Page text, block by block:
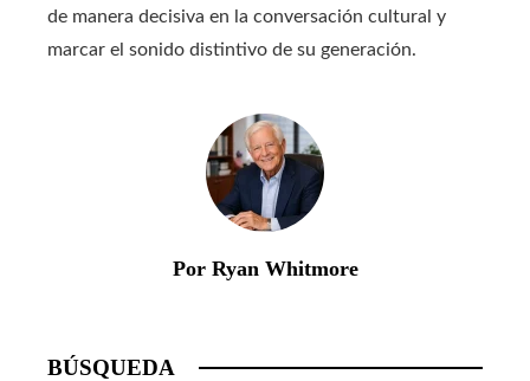
de manera decisiva en la conversación cultural y
marcar el sonido distintivo de su generación.
Por Ryan Whitmore
BÚSQUEDA